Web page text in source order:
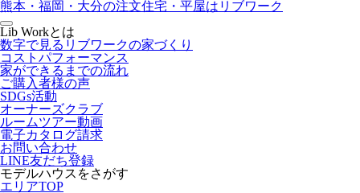
熊本・福岡・大分の注文住宅・平屋はリブワーク
Lib Workとは
数字で見るリブワークの家づくり
コストパフォーマンス
家ができるまでの流れ
ご購入者様の声
SDGs活動
オーナーズクラブ
ルームツアー動画
電子カタログ請求
お問い合わせ
LINE友だち登録
モデルハウスをさがす
エリアTOP